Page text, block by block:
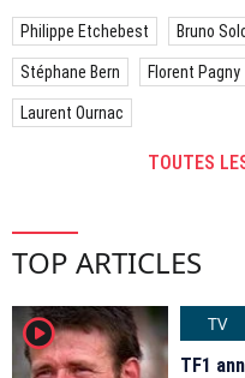
Philippe Etchebest Bruno
Stéphane Bern Florent Pagny
Laurent Ournac
TOUTES
TOP ARTICLES
player2
TV
TF1